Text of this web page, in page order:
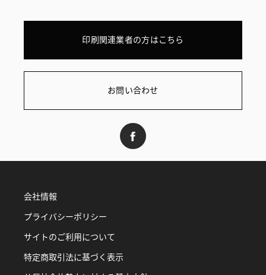
印刷関連業者の方はこちら
お問い合わせ
会社情報
プライバシーポリシー
サイトのご利用について
特定商取引法に基づく表示